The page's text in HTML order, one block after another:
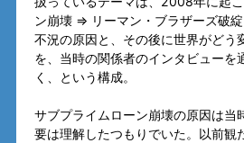
ン崩壊 ⇒ リーマン・ブラザーズ破
不況の原因と、その後に世界がどう
を、当時の関係者のインタビューを
く、という構成。
サブプライムローン崩壊の原因は当
要は理解したつもりでいた。以前観